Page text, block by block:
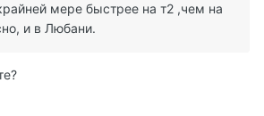
мере быстрее на т2 ,чем на
и в Любани.